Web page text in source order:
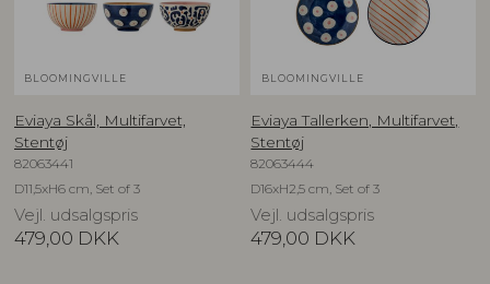
BLOOMINGVILLE
Eviaya Skål, Multifarvet,
Stentøj
82063441
D11,5xH6 cm, Set of 3
Vejl. udsalgspris
479,00 DKK
BLOOMINGVILLE
Eviaya Tallerken, Multifarvet,
Stentøj
82063444
D16xH2,5 cm, Set of 3
Vejl. udsalgspris
479,00 DKK